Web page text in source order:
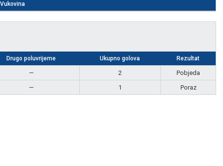
Vukovina
Drugo poluvrijeme Ukupno golova Rezultat
— 2
Pobjeda
— 1 Poraz